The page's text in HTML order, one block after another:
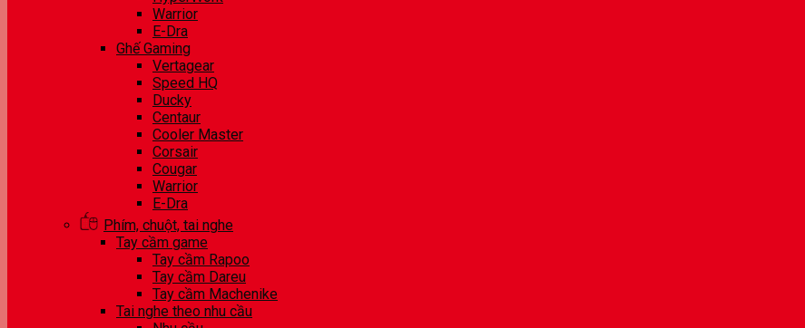
Warrior
E-Dra
Ghế Gaming
Vertagear
Speed HQ
Ducky
Centaur
Cooler Master
Corsair
Cougar
Warrior
E-Dra
Phím, chuột, tai nghe
Tay cầm game
Tay cầm Rapoo
Tay cầm Dareu
Tay cầm Machenike
Tai nghe theo nhu cầu